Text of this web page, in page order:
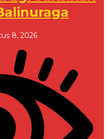
8, 2026oleh